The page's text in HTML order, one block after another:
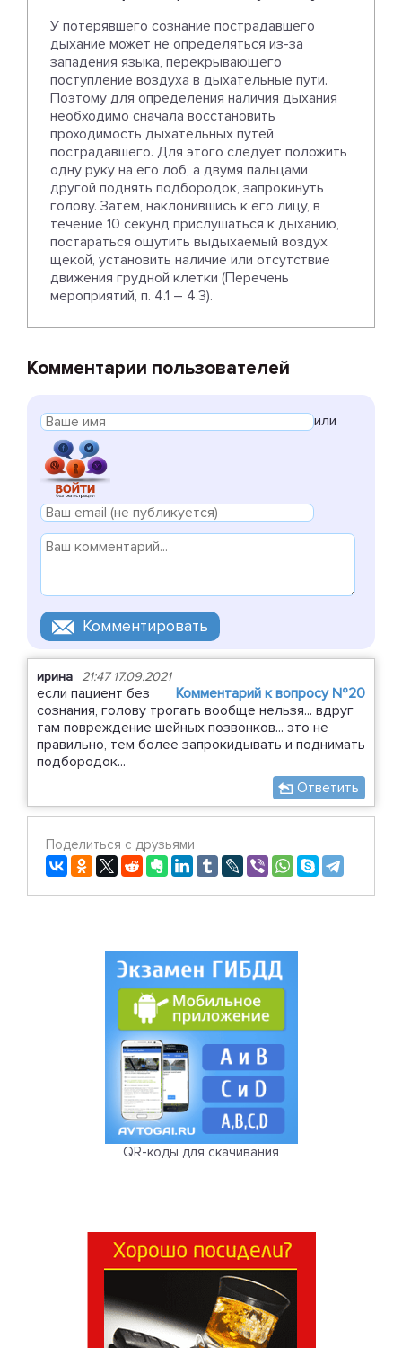
У потерявшего сознание пострадавшего
дыхание может не определяться из-за
западения языка, перекрывающего
поступление воздуха в дыхательные пути.
Поэтому для определения наличия дыхания
необходимо сначала восстановить
проходимость дыхательных путей
пострадавшего. Для этого следует положить
одну руку на его лоб, а двумя пальцами
другой поднять подбородок, запрокинуть
голову. Затем, наклонившись к его лицу, в
течение 10 секунд прислушаться к дыханию,
постараться ощутить выдыхаемый воздух
щекой, установить наличие или отсутствие
движения грудной клетки (Перечень
мероприятий, п. 4.1 – 4.3).
Комментарии пользователей
или
ирина 21:47 17.09.2021
Комментарий к вопросу №20
если пациент без
сознания, голову трогать вообще нельзя... вдруг
там повреждение шейных позвонков... это не
правильно, тем более запрокидывать и поднимать
подбородок...
Ответить
Поделиться с друзьями
QR-коды для скачивания